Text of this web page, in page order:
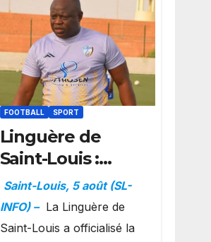
FOOTBALL SPORT
Linguère de
Saint-Louis :
Amara Traoré
nommé
manager sportif
Saint-Louis, 5 août (SL-
INFO) – La Linguère de
Saint-Louis a officialisé la